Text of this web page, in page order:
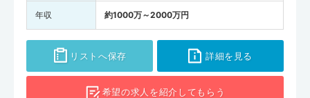
年収 約1000万～2000万円
リストへ保存 詳細を見る
希望の求人を紹介してもらう